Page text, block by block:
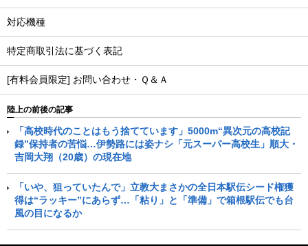
対応機種
特定商取引法に基づく表記
[有料会員限定] お問い合わせ・Ｑ＆Ａ
陸上の前後の記事
「高校時代のことはもう捨てています」5000m“異次元の高校記
録”保持者の苦悩…伊勢路には姿ナシ「元スーパー高校生」順大・
吉岡大翔（20歳）の現在地
「いや、狙っていたんで」立教大まさかの全日本駅伝シード権獲
得は“ラッキー”にあらず…「粘り」と「準備」で箱根駅伝でも台
風の目になるか